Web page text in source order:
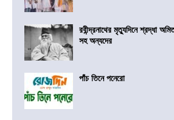
রবীন্দ্রনাথের মৃত্যুদিনে শ্রদ্ধা
সহ অন্যদের
পাঁচ তিনে পনেরো